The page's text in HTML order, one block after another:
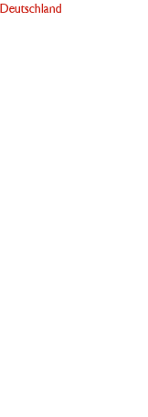
Deutschland